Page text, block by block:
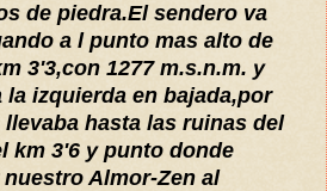
de piedra.El sendero va
a l punto mas alto de
3'3,con 1277 m.s.n.m. y
izquierda en bajada,por
hasta las ruinas del
km 3'6 y punto donde
Almor-Zen al